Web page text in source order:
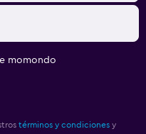
momondo
términos y condiciones y